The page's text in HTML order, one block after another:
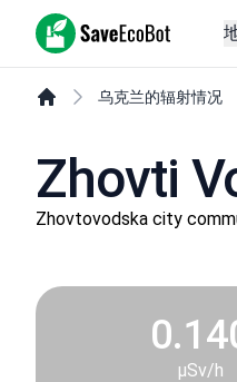
SaveEcoBot
乌克兰的辐射情况
Zhovti
Zhovtovodska city
µSv/h